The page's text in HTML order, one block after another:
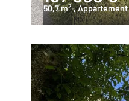
50,7 m2 , Appartement